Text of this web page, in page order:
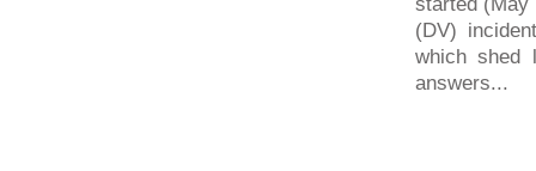
(DV)
which shed
answers...